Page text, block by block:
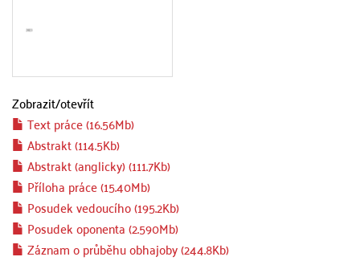
Zobrazit/otevřít
Text práce (16.56Mb)
Abstrakt (114.5Kb)
Abstrakt (anglicky) (111.7Kb)
Příloha práce (15.40Mb)
Posudek vedoucího (195.2Kb)
Posudek oponenta (2.590Mb)
Záznam o průběhu obhajoby (244.8Kb)